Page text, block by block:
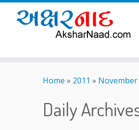
Home » 2011 » November
Daily